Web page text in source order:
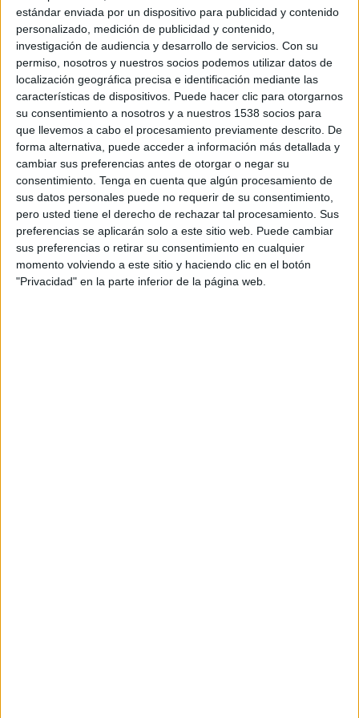
estándar enviada por un dispositivo para publicidad y contenido
personalizado, medición de publicidad y contenido,
investigación de audiencia y desarrollo de servicios. Con su
permiso, nosotros y nuestros socios podemos utilizar datos de
localización geográfica precisa e identificación mediante las
características de dispositivos. Puede hacer clic para otorgarnos
su consentimiento a nosotros y a nuestros 1538 socios para
que llevemos a cabo el procesamiento previamente descrito. De
forma alternativa, puede acceder a información más detallada y
cambiar sus preferencias antes de otorgar o negar su
consentimiento. Tenga en cuenta que algún procesamiento de
sus datos personales puede no requerir de su consentimiento,
pero usted tiene el derecho de rechazar tal procesamiento. Sus
preferencias se aplicarán solo a este sitio web. Puede cambiar
sus preferencias o retirar su consentimiento en cualquier
momento volviendo a este sitio y haciendo clic en el botón
"Privacidad" en la parte inferior de la página web.
“lo aburrido nunca será parte del ADN de
Peugeot”.
Unboring the Futureva más allá de un simple
posicionamiento de marca: es un proyecto
empresarial clave para la marca. “Con este
vehículo puedes elegir entre combustión o motor
eléctrico sin tener que comprometer el diseño. El
coche también destaca la capacidad de
innovación de la marca a través del nuevo
Peugeot i-Cockpit 3D”, explica Thierry Loziano,
director de marketing y comunicación de
Peugeot.
Además, para acompañar el lanzamiento del
nuevo modelo, la compañía ha destapado un